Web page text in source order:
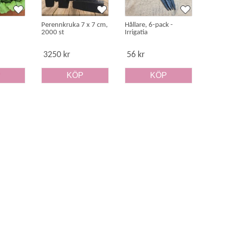
Perennkruka 7 x 7 cm,
2000 st
3250 kr
KÖP
Hållare, 6-pack -
Irrigatia
56 kr
KÖP